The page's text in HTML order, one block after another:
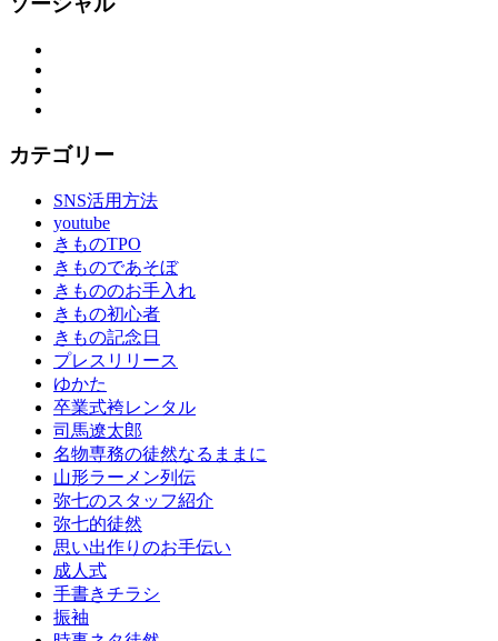
カテゴリー
SNS活用方法
youtube
きものTPO
きものであそぼ
きもののお手入れ
きもの初心者
きもの記念日
プレスリリース
ゆかた
卒業式袴レンタル
司馬遼太郎
名物専務の徒然なるままに
山形ラーメン列伝
弥七のスタッフ紹介
弥七的徒然
思い出作りのお手伝い
成人式
手書きチラシ
振袖